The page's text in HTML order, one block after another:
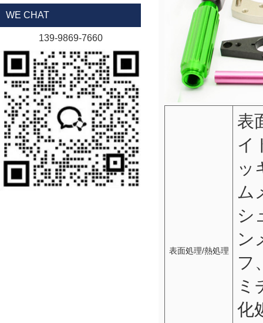
WE CHAT
139-9869-7660
表面処理/熱処理
表
イ
ッ
ム
シ
ン
フ
ミ
化